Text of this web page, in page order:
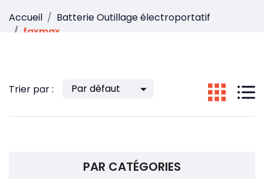
Accueil
Batterie Outillage électroportatif
faxmax
Trier par :
PAR CATÉGORIES